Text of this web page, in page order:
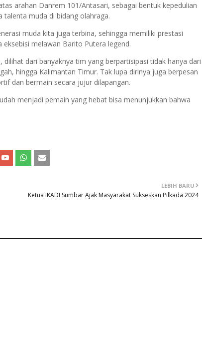
arahan Danrem 101/Antasari, sebagai bentuk kepedulian
talenta muda di bidang olahraga.
muda kita juga terbina, sehingga memiliki prestasi
melawan Barito Putera legend.
dari banyaknya tim yang berpartisipasi tidak hanya dari
hingga Kalimantan Timur. Tak lupa dirinya juga berpesan
dan bermain secara jujur dilapangan.
menjadi pemain yang hebat bisa menunjukkan bahwa
LEBIH BARU
Ketua IKADI Sumbar Ajak Masyarakat Sukseskan Pilkada 2024